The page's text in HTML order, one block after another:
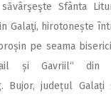
Sfânta
Galaţi, hirotonește
pe seama
și Gavriil“ din
Bujor, județul